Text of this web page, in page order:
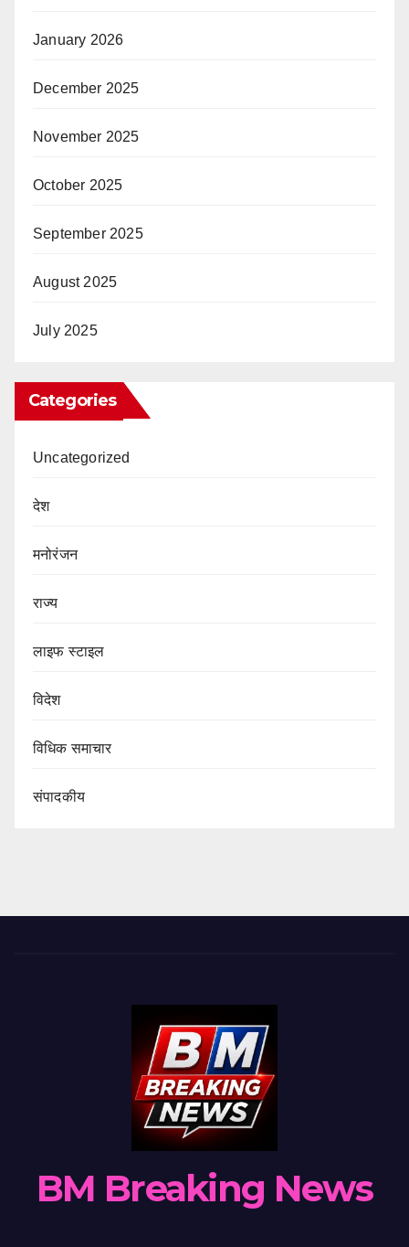
January 2026
December 2025
November 2025
October 2025
September 2025
August 2025
July 2025
Categories
Uncategorized
देश
मनोरंजन
राज्य
लाइफ स्टाइल
विदेश
विधिक समाचार
संपादकीय
BM Breaking News